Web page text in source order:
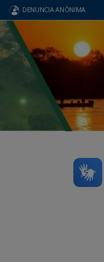
DENUNCIA ANÔNIMA